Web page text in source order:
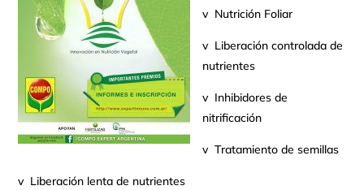
v Nutrición Foliar
v Liberación controlada de
nutrientes
v Inhibidores de
nitrificación
v Tratamiento de semillas
v Liberación lenta de nutrientes